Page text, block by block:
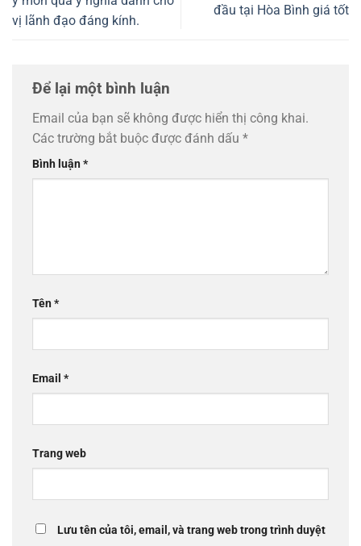
vị lãnh đạo đáng kính.
đầu tại Hòa Bình giá tốt
Để lại một bình luận
Email của bạn sẽ không được hiển thị công khai.
Các trường bắt buộc được đánh dấu *
Bình luận*
Tên*
Email *
Trang web
Lưu tên của tôi, email, và trang web trong trình duyệt